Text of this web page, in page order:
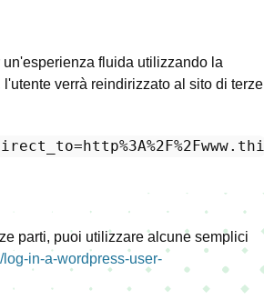
fluida utilizzando la
verrà reindirizzato al sito di terze
3A%2
parti, puoi utilizzare alcune semplici
log-in-a-wordpress-user-